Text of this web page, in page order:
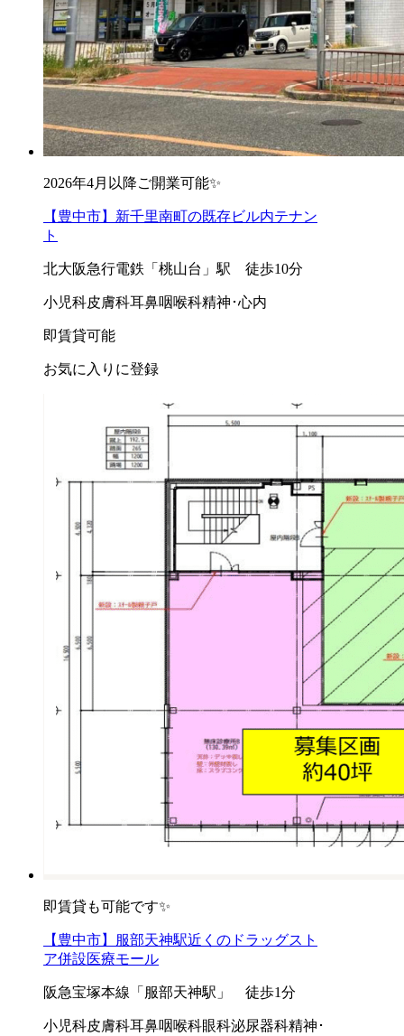
2026年4月以降ご開業可能✨
【豊中市】新千里南町の既存ビル内テナン
ト
北大阪急行電鉄「桃山台」駅 徒歩10分
小児科皮膚科耳鼻咽喉科精神･心内
即賃貸可能
お気に入りに登録
即賃貸も可能です✨
【豊中市】服部天神駅近くのドラッグスト
ア併設医療モール
阪急宝塚本線「服部天神駅」 徒歩1分
小児科皮膚科耳鼻咽喉科眼科泌尿器科精神･